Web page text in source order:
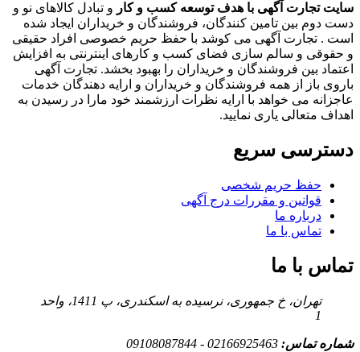
سایت تجارت آگهی با هدف توسعه کسب و کار و تبادل کالاهای نو و
دست دوم بین تامین کنندگان، فروشندگان و خریداران ایجاد شده
است . تجارت آگهی می کوشد با حفظ حریم خصوصی افراد حقیقی
و حقوقی و سالم سازی فضای کسب و کارهای اینترنتی به افزایش
اعتماد بین فروشندگان و خریداران را بهبود بخشد. تجارت آگهی
باروی باز از همه فروشندگان و خریداران و ارایه دهندگان خدمات
عاجزانه می خواهد با ارایه نظرات ارزشمند خود مارا در رسیدن به
اهداف متعالی یاری نمایید.
دسترسی سریع
حفظ حریم شخصی
قوانین و مقررات درج آگهی
درباره ما
تماس با ما
تماس با ما
تهران، خ جمهوری، نرسیده به اسکندری، پ 1411، واحد
1
شماره تماس: 02166925463 - 09108087844